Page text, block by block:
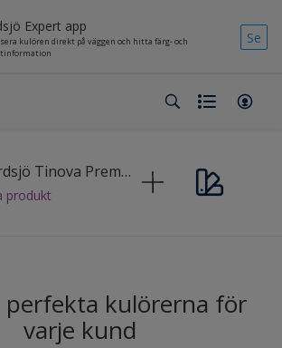
Expert app
kulören direkt på väggen och hitta färg- och
Se
Nordsjö Tinova Premium Exterior+
produkt
perfekta kulörerna för
varje kund